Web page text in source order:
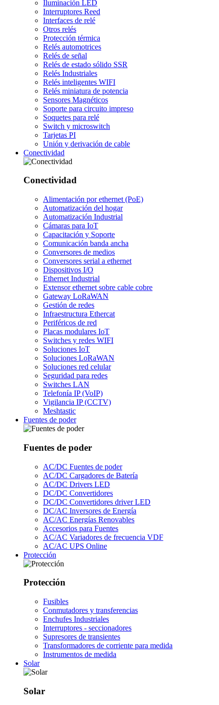
Iluminación LED
Interruptores Reed
Interfaces de relé
Otros relés
Protección térmica
Relés automotrices
Relés de señal
Relés de estado sólido SSR
Relés Industriales
Relés inteligentes WIFI
Relés miniatura de potencia
Sensores Magnéticos
Soporte para circuito impreso
Soquetes para relé
Switch y microswitch
Tarjetas PI
Unión y derivación de cable
Conectividad
Conectividad
Alimentación por ethernet (PoE)
Automatización del hogar
Automatización Industrial
Cámaras para IoT
Capacitación y Soporte
Comunicación banda ancha
Conversores de medios
Conversores serial a ethernet
Dispositivos I/O
Ethernet Industrial
Extensor ethernet sobre cable cobre
Gateway LoRaWAN
Gestión de redes
Infraestructura Ethercat
Periféricos de red
Placas modulares IoT
Switches y redes WIFI
Soluciones IoT
Soluciones LoRaWAN
Soluciones red celular
Seguridad para redes
Switches LAN
Telefonía IP (VoIP)
Vigilancia IP (CCTV)
Meshtastic
Fuentes de poder
Fuentes de poder
AC/DC Fuentes de poder
AC/DC Cargadores de Batería
AC/DC Drivers LED
DC/DC Convertidores
DC/DC Convertidores driver LED
DC/AC Inversores de Energía
AC/AC Energías Renovables
Accesorios para Fuentes
AC/AC Variadores de frecuencia VDF
AC/AC UPS Online
Protección
Protección
Fusibles
Conmutadores y transferencias
Enchufes Industriales
Interruptores - seccionadores
Supresores de transientes
Transformadores de corriente para medida
Instrumentos de medida
Solar
Solar